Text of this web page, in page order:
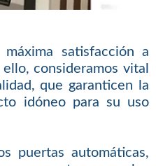
satisfacción a
consideramos vital
que garanticen la
idóneo para su uso
puertas automáticas,